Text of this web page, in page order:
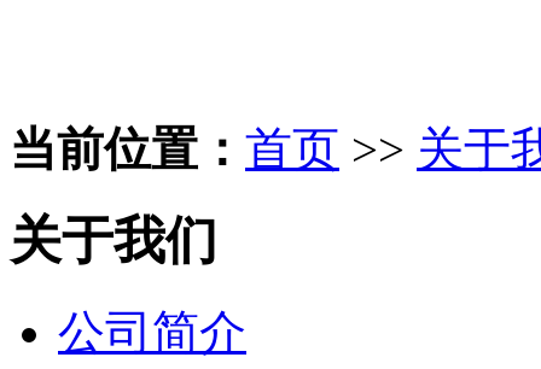
当前位置： 首页 >> 关于
关于我们
公司简介